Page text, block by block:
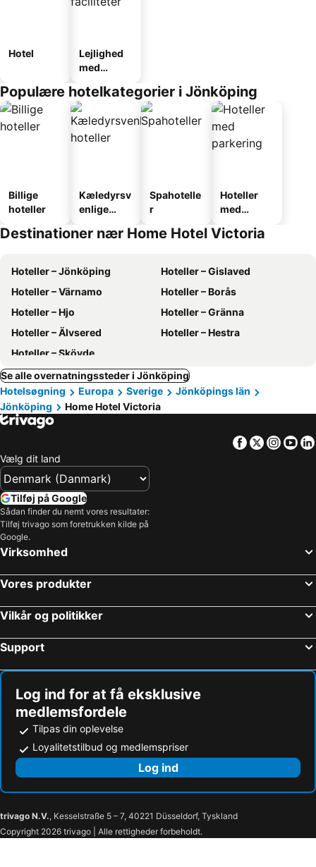
Hotel
Lejlighed
med
Populære hotelkategorier i Jönköping
Billige
hoteller
Kæledyrsv
enlige
Spahotelle
r
Hoteller
med
Destinationer nær Home Hotel Victoria
Hoteller – Jönköping
Hoteller – Gislaved
Hoteller – Värnamo
Hoteller – Borås
Hoteller – Hjo
Hoteller – Gränna
Hoteller – Älvsered
Hoteller – Hestra
Hoteller – Skövde
Se alle overnatningssteder i Jönköping
Hotelsøgning
Europa Sverige
Jönköpings län
Jönköping
Home Hotel Victoria
Facebook
Twitter
Vælg dit land
Tilføj på Google
Sådan finder du nemt vores resultater:
Tilføj trivago som foretrukken kilde på
Google.
Virksomhed
Vores produkter
Vilkår og politikker
Support
Log ind for at få eksklusive
medlemsfordele
Tilpas din oplevelse
Loyalitetstilbud og medlemspriser
Log ind
trivago N.V., Kesselstraße 5 – 7, 40221 Düsseldorf, Tyskland
Copyright 2026 trivago | Alle rettigheder forbeholdt.